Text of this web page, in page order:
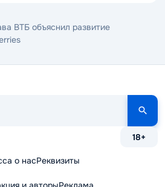
ВТБ объяснил развитие
18+
о насРеквизиты